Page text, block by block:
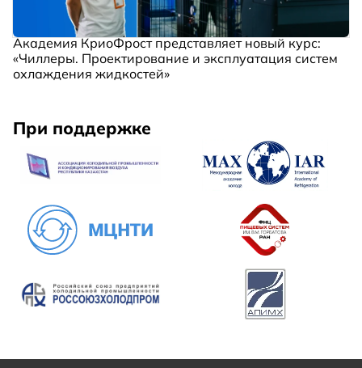
Академия КриоФрост представляет новый курс:
«Чиллеры. Проектирование и эксплуатация систем
охлаждения жидкостей»
При поддержке